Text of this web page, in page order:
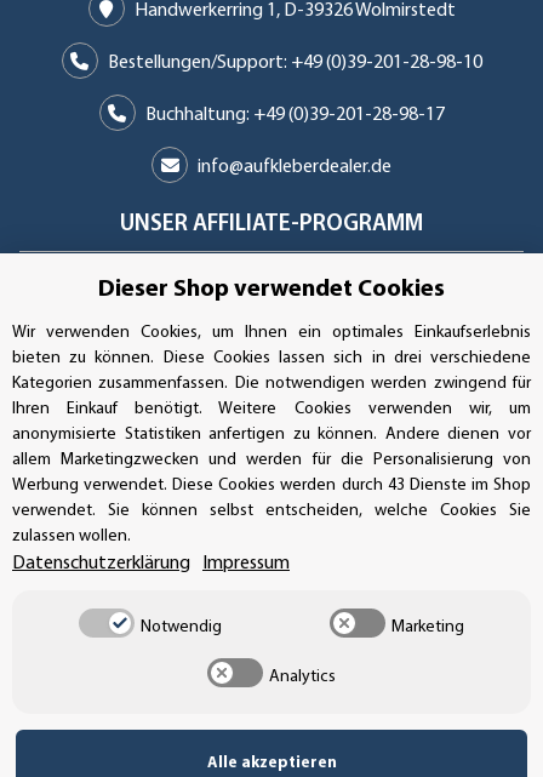
Handwerkerring 1, D-39326 Wolmirstedt
Bestellungen/Support: +49 (0)39-201-28-98-10
Buchhaltung: +49 (0)39-201-28-98-17
info@aufkleberdealer.de
UNSER AFFILIATE-PROGRAMM
UNSERE ZAHLUNGSARTEN*
SSL-Verschlüsselung
UNSER VERSANDDIENSTLEISTER
Dieser Shop verwendet Cookies
Wir verwenden Cookies, um Ihnen ein optimales Einkaufserlebnis
bieten zu können. Diese Cookies lassen sich in drei verschiedene
Kategorien zusammenfassen. Die notwendigen werden zwingend für
Ihren Einkauf benötigt. Weitere Cookies verwenden wir, um
anonymisierte Statistiken anfertigen zu können. Andere dienen vor
allem Marketingzwecken und werden für die Personalisierung von
Werbung verwendet. Diese Cookies werden durch 43 Dienste im Shop
verwendet. Sie können selbst entscheiden, welche Cookies Sie
zulassen wollen.
Datenschutzerklärung Impressum
Notwendig Marketing
Analytics
Alle akzeptieren